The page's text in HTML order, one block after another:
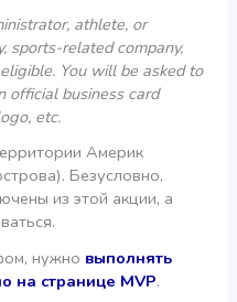
athlete, or
sports-related company,
You will be asked to
official business card
etc.
Америк
Безусловно,
из этой акции, а
нужно выполнять
на странице MVP.